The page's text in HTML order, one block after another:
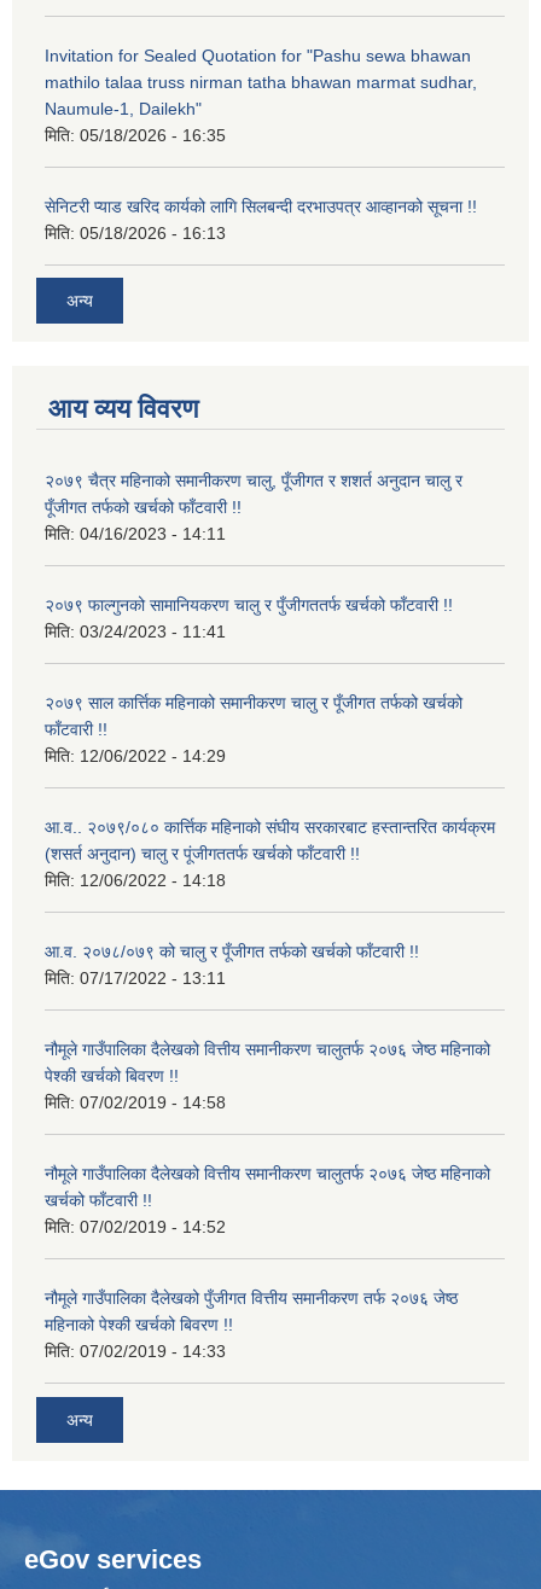
Invitation for Sealed Quotation for "Pashu sewa bhawan
mathilo talaa truss nirman tatha bhawan marmat sudhar,
Naumule-1, Dailekh"
मिति: 05/18/2026 - 16:35
सेनिटरी प्याड खरिद कार्यको लागि सिलबन्दी दरभाउपत्र आव्हानको सूचना !!
मिति: 05/18/2026 - 16:13
अन्य
आय व्यय विवरण
२०७९ चैत्र महिनाको समानीकरण चालु, पूँजीगत र शशर्त अनुदान चालु र
पूँजीगत तर्फको खर्चको फाँटवारी !!
मिति: 04/16/2023 - 14:11
२०७९ फाल्गुनको सामानियकरण चालु र पुँजीगततर्फ खर्चको फाँटवारी !!
मिति: 03/24/2023 - 11:41
२०७९ साल कार्त्तिक महिनाको समानीकरण चालु र पूँजीगत तर्फको खर्चको
फाँटवारी !!
मिति: 12/06/2022 - 14:29
आ.व.. २०७९/०८० कार्त्तिक महिनाको संघीय सरकारबाट हस्तान्तरित कार्यक्रम
(शसर्त अनुदान) चालु र पूंजीगततर्फ खर्चको फाँटवारी !!
मिति: 12/06/2022 - 14:18
आ.व. २०७८/०७९ को चालु र पूँजीगत तर्फको खर्चको फाँटवारी !!
मिति: 07/17/2022 - 13:11
नौमूले गाउँपालिका दैलेखको वित्तीय समानीकरण चालुतर्फ २०७६ जेष्ठ महिनाको
पेश्की खर्चको बिवरण !!
मिति: 07/02/2019 - 14:58
नौमूले गाउँपालिका दैलेखको वित्तीय समानीकरण चालुतर्फ २०७६ जेष्ठ महिनाको
खर्चको फाँटवारी !!
मिति: 07/02/2019 - 14:52
नौमूले गाउँपालिका दैलेखको पुँजीगत वित्तीय समानीकरण तर्फ २०७६ जेष्ठ
महिनाको पेश्की खर्चको बिवरण !!
मिति: 07/02/2019 - 14:33
अन्य
eGov services